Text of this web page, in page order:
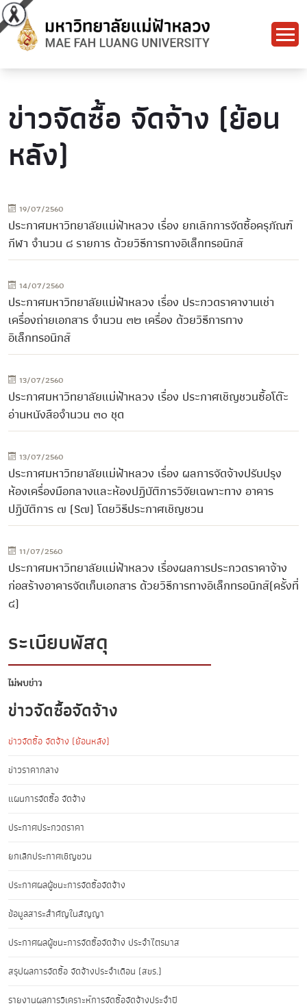
ข่าวจัดซื้อ จัดจ้าง (ย้อน
หลัง)
19/07/2560
ประกาศมหาวิทยาลัยแม่ฟ้าหลวง เรื่อง ยกเลิกการจัดซื้อครุภัณฑ์
กีฬา จำนวน ๘ รายการ ด้วยวิธีการทางอิเล็กทรอนิกส์
14/07/2560
ประกาศมหาวิทยาลัยแม่ฟ้าหลวง เรื่อง ประกวดราคางานเช่า
เครื่องถ่ายเอกสาร จำนวน ๓๒ เครื่อง ด้วยวิธีการทาง
อิเล็กทรอนิกส์
13/07/2560
ประกาศมหาวิทยาลัยแม่ฟ้าหลวง เรื่อง ประกาศเชิญชวนซื้อโต๊ะ
อ่านหนังสือจำนวน ๓๐ ชุด
13/07/2560
ประกาศมหาวิทยาลัยแม่ฟ้าหลวง เรื่อง ผลการจัดจ้างปรับปรุง
ห้องเครื่องมือกลางและห้องปฏิบัติการวิจัยเฉพาะทาง อาคาร
ปฏิบัติการ ๗ (S๗) โดยวิธีประกาศเชิญชวน
11/07/2560
ประกาศมหาวิทยาลัยแม่ฟ้าหลวง เรื่องผลการประกวดราคาจ้าง
ก่อสร้างอาคารจัดเก็บเอกสาร ด้วยวิธีการทางอิเล็กทรอนิกส์(ครั้งที่
๔)
ระเบียบพัสดุ
ไม่พบข่าว
ข่าวจัดซื้อจัดจ้าง
ข่าวจัดซื้อ จัดจ้าง (ย้อนหลัง)
ข่าวราคากลาง
แผนการจัดซื้อ จัดจ้าง
ประกาศประกวดราคา
ยกเลิกประกาศเชิญชวน
ประกาศผลผู้ชนะการจัดซื้อจัดจ้าง
ข้อมูลสาระสำคัญในสัญญา
ประกาศผลผู้ชนะการจัดซื้อจัดจ้าง ประจำไตรมาส
สรุปผลการจัดซื้อ จัดจ้างประจำเดือน (สขร.)
รายงานผลการวิเคราะห์การจัดซื้อจัดจ้างประจำปี